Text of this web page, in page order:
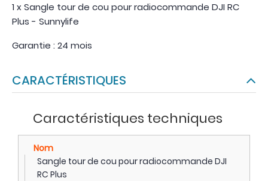
1 x Sangle tour de cou pour radiocommande DJI RC
Plus - Sunnylife
Garantie : 24 mois
CARACTÉRISTIQUES
Caractéristiques techniques
Nom
Sangle tour de cou pour radiocommande DJI
RC Plus